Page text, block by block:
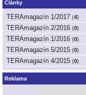
Články
TERAmagazín 1/2017 (4)
TERAmagazín 2/2016 (0)
TERAmagazín 1/2016 (0)
TERAmagazín 5/2015 (0)
TERAmagazín 4/2015 (0)
Reklama